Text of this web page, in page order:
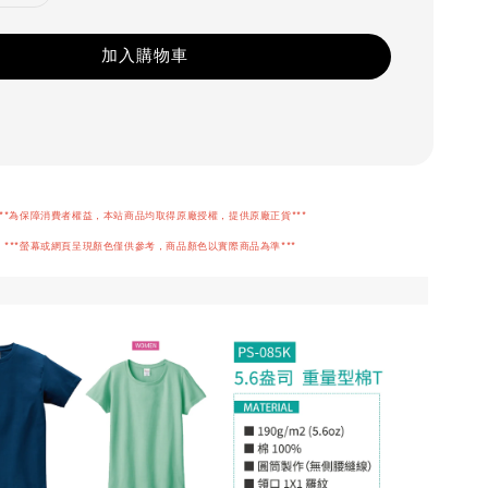
加入購物車
為保障消費者權益，本站商品均取得原廠授權，提供原廠正貨***
***螢幕或網頁呈現顏色僅供參考，商品顏色以實際商品為準***